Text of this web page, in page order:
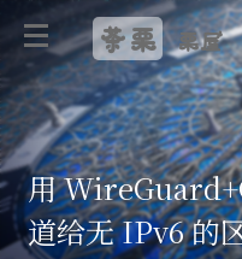
茶栗 栗屋
用
道给无 IPv6 的